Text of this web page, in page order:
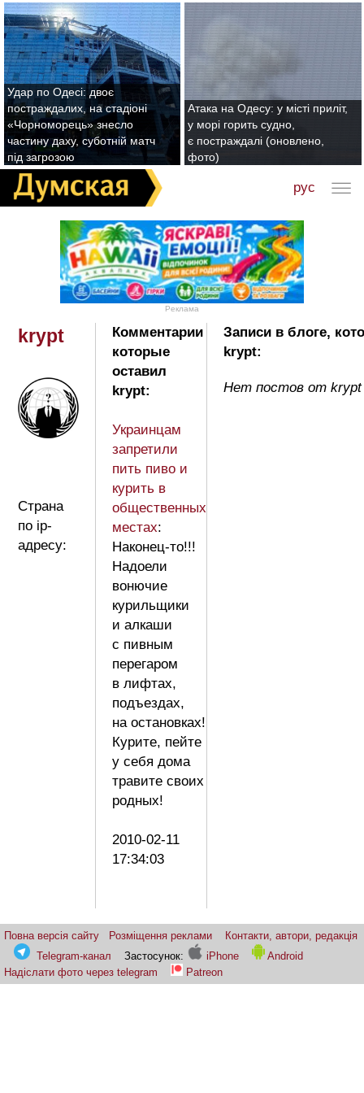
Удар по Одесі: двоє
постраждалих, на стадіоні
«Чорноморець» знесло
частину даху, суботній матч
під загрозою
Атака на Одесу: у місті приліт,
у морі горить судно,
є постраждалі (оновлено,
фото)
рус
Реклама
krypt
Страна
по ip-
адресу:
Комментарии
которые
оставил
krypt:
Украинцам
запретили
пить пиво и
курить в
общественных
местах:
Наконец-то!!!
Надоели
вонючие
курильщики
и алкаши
с пивным
перегаром
в лифтах,
подъездах,
на остановках!
Курите, пейте
у себя дома
травите своих
родных!
2010-02-11
17:34:03
Записи в блоге,
krypt:
Нет постов от krypt
Повна версія сайту Розміщення реклами
Контакти, автори, редакція
Telegram-канал
Застосунок: iPhone
Android
Надіслати фото через telegram
Patreon